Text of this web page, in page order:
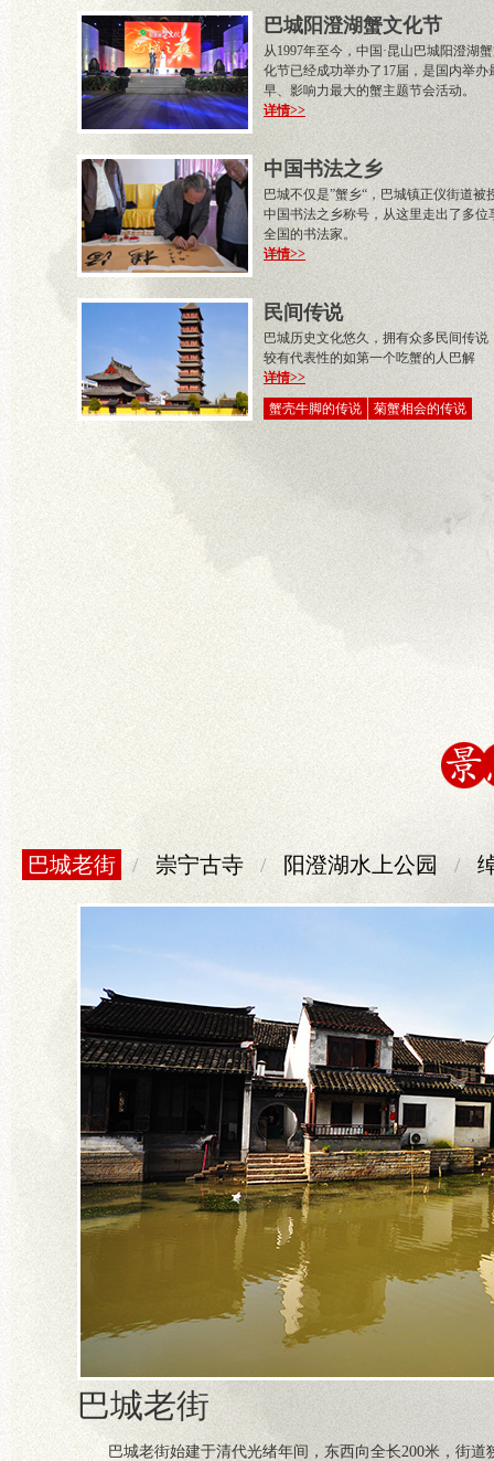
巴城阳澄湖蟹文化节
从1997年至今，中国·昆山巴城阳澄湖
化节已经成功举办了17届，是国内举办
早、影响力最大的蟹主题节会活动。
详情>>
中国书法之乡
巴城不仅是”蟹乡“，巴城镇正仪街道被
中国书法之乡称号，从这里走出了多位
全国的书法家。
详情>>
民间传说
巴城历史文化悠久，拥有众多民间传说
较有代表性的如第一个吃蟹的人巴解
详情>>
蟹壳牛脚的传说
菊蟹相会的传说
/
巴城老街 /
崇宁古寺 /
阳澄湖水上公园
巴城老街
巴城老街始建于清代光绪年间，东西向全长200米，街道